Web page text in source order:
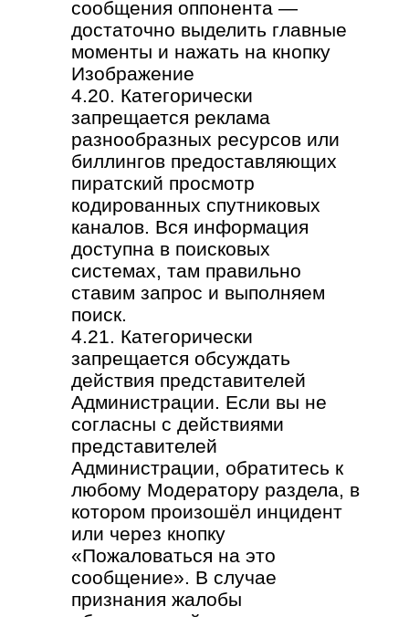
сообщения оппонента —
достаточно выделить главные
моменты и нажать на кнопку
Изображение
4.20. Категорически
запрещается реклама
разнообразных ресурсов или
биллингов предоставляющих
пиратский просмотр
кодированных спутниковых
каналов. Вся информация
доступна в поисковых
системах, там правильно
ставим запрос и выполняем
поиск.
4.21. Категорически
запрещается обсуждать
действия представителей
Администрации. Если вы не
согласны с действиями
представителей
Администрации, обратитесь к
любому Модератору раздела, в
котором произошёл инцидент
или через кнопку
«Пожаловаться на это
сообщение». В случае
признания жалобы